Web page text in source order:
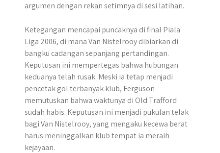
argumen dengan rekan setimnya di sesi latihan.
Ketegangan mencapai puncaknya di final Piala
Liga 2006, di mana Van Nistelrooy dibiarkan di
bangku cadangan sepanjang pertandingan.
Keputusan ini mempertegas bahwa hubungan
keduanya telah rusak. Meski ia tetap menjadi
pencetak gol terbanyak klub, Ferguson
memutuskan bahwa waktunya di Old Trafford
sudah habis. Keputusan ini menjadi pukulan telak
bagi Van Nistelrooy, yang mengaku kecewa berat
harus meninggalkan klub tempat ia meraih
kejayaan.